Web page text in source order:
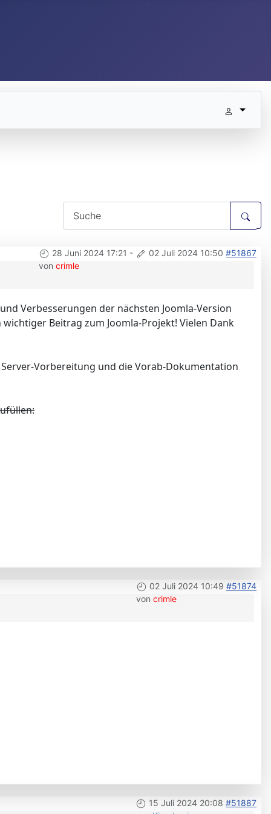
28 Juni 2024 17:21 - 02 Juli 2024 10:50 #51867
von crimle
Verbesserungen der nächsten Joomla-Version
Beitrag zum Joomla-Projekt! Vielen Dank
Vorbereitung und die Vorab-Dokumentation
02 Juli 2024 10:49 #51874
von crimle
15 Juli 2024 20:08 #51887